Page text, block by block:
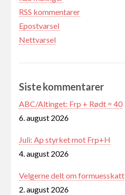
RSS kommentarer
Epostvarsel
Nettvarsel
Siste kommentarer
ABC/Altinget: Frp + Rødt = 40
6. august 2026
Juli: Ap styrket mot Frp+H
4. august 2026
Velgerne delt om formuesskatt
2. august 2026